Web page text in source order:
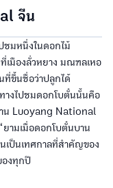
จีน
ชมหนึ่งในดอกไม้
มืองลั่วหยาง มณฑลเหอ
ที่ขึ้นชื่อว่าปลูกได้
างไปชมดอกโบตั๋นนั้นคือ
าน Luoyang National
ามเมื่อดอกโบตั๋นบาน
เป็นเทศกาลที่สำคัญของ
องทุกปี